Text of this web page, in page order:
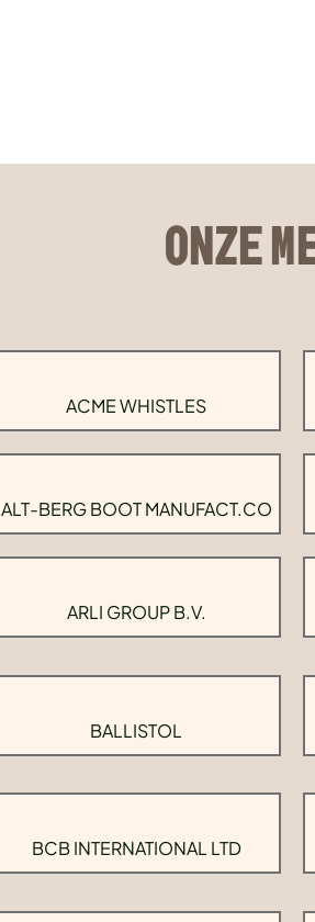
ONZE
ACME WHISTLES
ALT-BERG BOOT MANUFACT.CO
ARLI GROUP B.V.
BALLISTOL
BCB INTERNATIONAL LTD